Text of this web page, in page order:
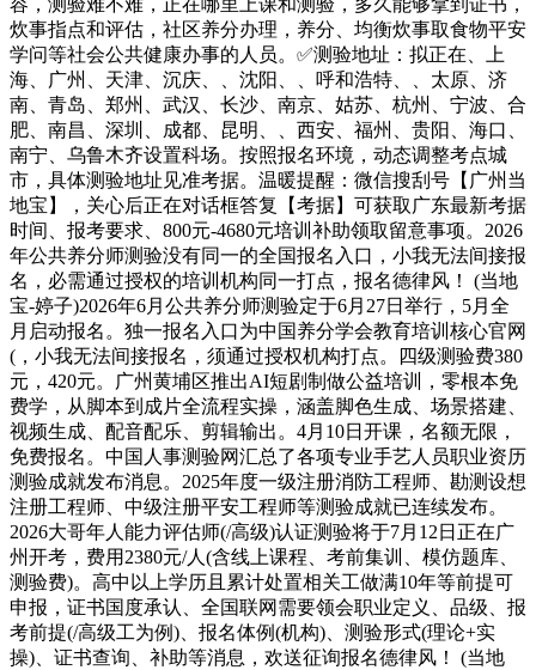
容，测验难不难，正在哪里上课和测验，多久能够拿到证书，
炊事指点和评估，社区养分办理，养分、均衡炊事取食物平安
学问等社会公共健康办事的人员。✅测验地址：拟正在、上
海、广州、天津、沉庆、、沈阳、、呼和浩特、、太原、济
南、青岛、郑州、武汉、长沙、南京、姑苏、杭州、宁波、合
肥、南昌、深圳、成都、昆明、、西安、福州、贵阳、海口、
南宁、乌鲁木齐设置科场。按照报名环境，动态调整考点城
市，具体测验地址见准考据。温暖提醒：微信搜刮号【广州当
地宝】，关心后正在对话框答复【考据】可获取广东最新考据
时间、报考要求、800元-4680元培训补助领取留意事项。2026
年公共养分师测验没有同一的全国报名入口，小我无法间接报
名，必需通过授权的培训机构同一打点，报名德律风！ (当地
宝-婷子)2026年6月公共养分师测验定于6月27日举行，5月全
月启动报名。独一报名入口为中国养分学会教育培训核心官网
(，小我无法间接报名，须通过授权机构打点。四级测验费380
元，420元。广州黄埔区推出AI短剧制做公益培训，零根本免
费学，从脚本到成片全流程实操，涵盖脚色生成、场景搭建、
视频生成、配音配乐、剪辑输出。4月10日开课，名额无限，
免费报名。中国人事测验网汇总了各项专业手艺人员职业资历
测验成就发布消息。2025年度一级注册消防工程师、勘测设想
注册工程师、中级注册平安工程师等测验成就已连续发布。
2026大哥年人能力评估师(/高级)认证测验将于7月12日正在广
州开考，费用2380元/人(含线上课程、考前集训、模仿题库、
测验费)。高中以上学历且累计处置相关工做满10年等前提可
申报，证书国度承认、全国联网需要领会职业定义、品级、报
考前提(/高级工为例)、报名体例(机构)、测验形式(理论+实
操)、证书查询、补助等消息，欢送征询报名德律风！ (当地